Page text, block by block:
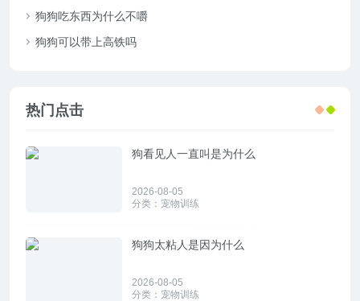
狗狗吃东西为什么不嚼
狗狗可以带上高铁吗
热门点击
狗看见人一直叫是为什么
2026-08-05
分类： 宠物训练
狗狗太粘人是因为什么
2026-08-05
分类： 宠物训练